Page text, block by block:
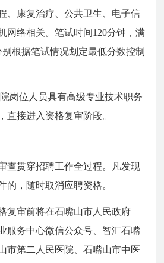
、康复治疗、公共卫生、电子信
网络相关。笔试时间120分钟，满
根据笔试情况划定最低分数控制
岗位人员具有高级专业技术职务
直接进入资格复审阶段。
查贯穿招聘工作全过程。凡发现
的，随时取消应聘资格。
复审前将在石嘴山市人民政府
服务中心微信公众号、智汇石嘴
市第二人民医院、石嘴山市中医